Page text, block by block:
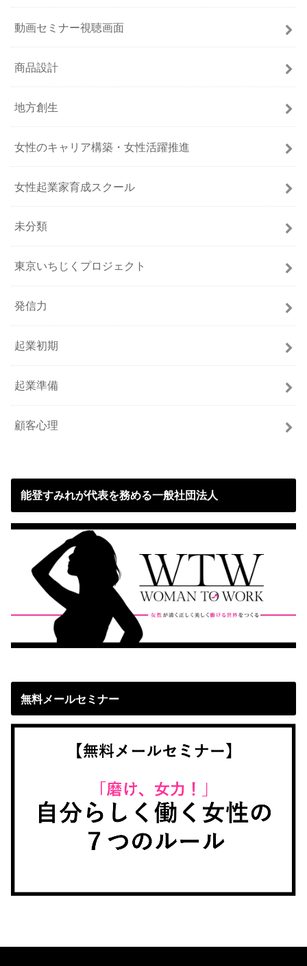
動画セミナー視聴画面
商品設計
地方創生
女性のキャリア構築・女性活躍推進
女性起業家育成スクール
未分類
東京いちじくプロジェクト
発信力
起業初期
起業準備
顧客心理
能登すみれが代表を務める一般社団法人
無料メールセミナー